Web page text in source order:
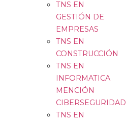
TNS EN
GESTIÓN DE
EMPRESAS
TNS EN
CONSTRUCCIÓN
TNS EN
INFORMATICA
MENCIÓN
CIBERSEGURIDAD
TNS EN